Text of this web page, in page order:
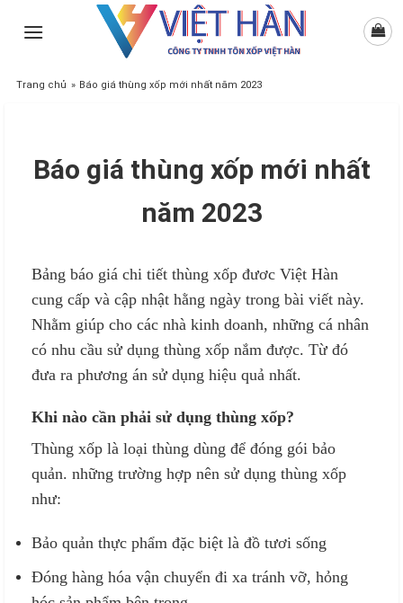
Trang chủ » Báo giá thùng xốp mới nhất năm 2023
Báo giá thùng xốp mới nhất
năm 2023
Bảng báo giá chi tiết thùng xốp đươc Việt Hàn
cung cấp và cập nhật hằng ngày trong bài viết này.
Nhằm giúp cho các nhà kinh doanh, những cá nhân
có nhu cầu sử dụng thùng xốp nắm được. Từ đó
đưa ra phương án sử dụng hiệu quả nhất.
Khi nào cần phải sử dụng thùng xốp?
Thùng xốp là loại thùng dùng để đóng gói bảo
quản. những trường hợp nên sử dụng thùng xốp
như:
Bảo quản thực phẩm đặc biệt là đồ tươi sống
Đóng hàng hóa vận chuyển đi xa tránh vỡ, hỏng